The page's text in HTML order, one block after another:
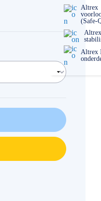
Altrex
(Safe-
Altrex
Altrex